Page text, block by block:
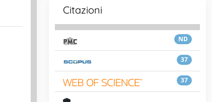
Citazioni
ND
37
37